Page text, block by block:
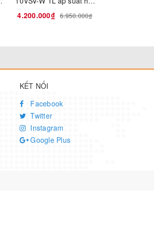
chân không date 2023
4.200.000₫ 6.950.000₫
KẾT NỐI
Facebook
Twitter
Instagram
Google Plus